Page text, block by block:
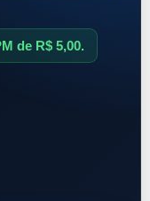
de R$ 5,00.